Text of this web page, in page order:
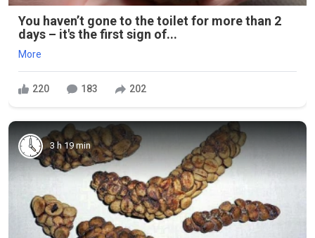
You haven’t gone to the toilet for more than 2
days – it's the first sign of...
More
220 183 202
3 h 19 min